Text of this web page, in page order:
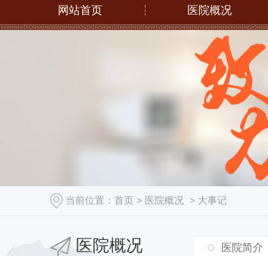
网站首页 医院概况
当前位置： 首页 > 医院概况 > 大事记
医院概况 医院简介